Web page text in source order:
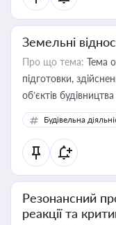
Земельні
Про що тема: Тема
підготовки,
об’єктів будівництва
Будівельна
Резонансний
реакції та